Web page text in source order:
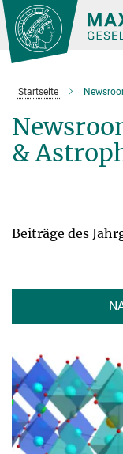
Hauptinhalt
Startseite
&
Beiträge des